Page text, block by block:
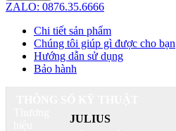
ZALO: 0876.35.6666
Chi tiết sản phẩm
Chúng tôi giúp gì được cho bạn
Hướng dẫn sử dụng
Bảo hành
JULIUS